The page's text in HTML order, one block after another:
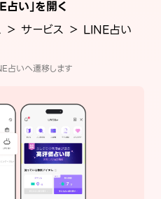
い」を開く
＞ サービス ＞ LINE占い
占いへ遷移します